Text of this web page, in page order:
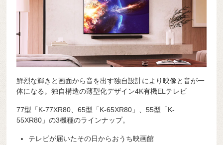
鮮烈な輝きと画面から音を出す独自設計により映像と音が一
体になる。独自構造の薄型化デザイン4K有機ELテレビ
77型「K-77XR80、65型「K-65XR80」、55型「K-
55XR80」の3機種のラインナップ。
テレビが届いたその日からおうち映画館